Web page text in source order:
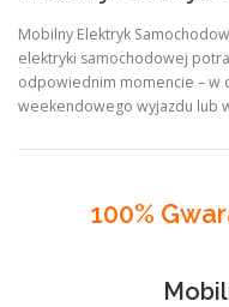
Mobilny Elektryk
elektryki samochodowej
odpowiednim momencie – w
weekendowego wyjazdu lub
100%